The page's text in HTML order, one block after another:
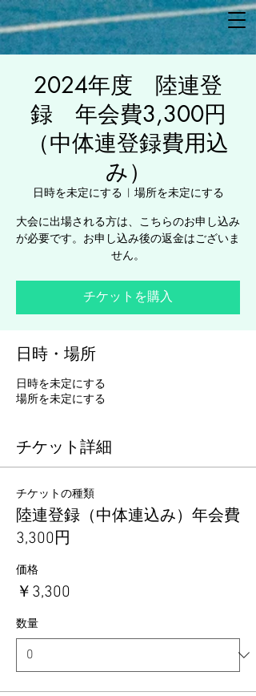
2024年度 陸連登
録 年会費3,300円
（中体連登録費用込
み）
日時を未定にする 場所を未定にする
大会に出場される方は、こちらのお申し込み
が必要です。お申し込み後の返金はございま
せん。
チケットを購入
日時・場所
日時を未定にする
場所を未定にする
チケット詳細
チケットの種類
陸連登録（中体連込み）年会費
3,300円
価格
￥3,300
数量